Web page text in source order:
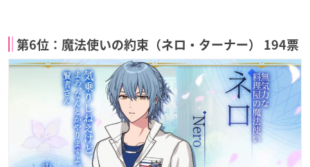
第6位：魔法使いの約束（ネロ・ターナー） 194票